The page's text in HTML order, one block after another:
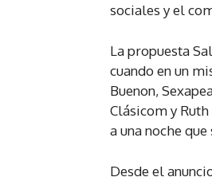
sociales y el
La propuesta
cuando en un
Buenon,
Clásicom y
a una noche
Desde el